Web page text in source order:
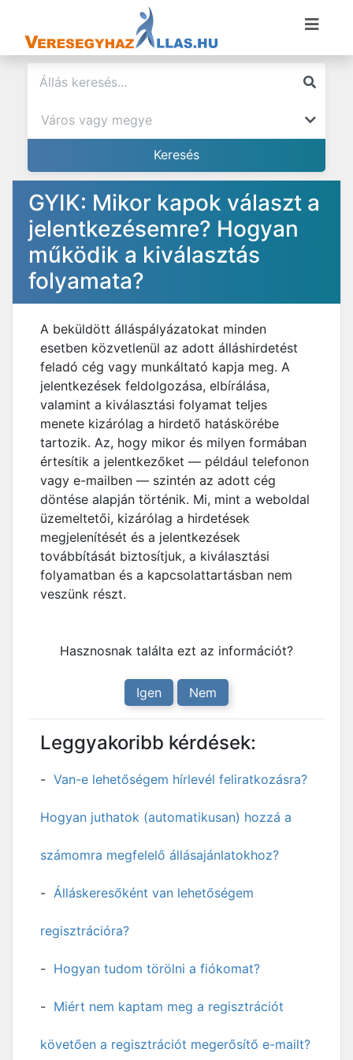
GYIK: Mikor kapok választ a
jelentkezésemre? Hogyan
működik a kiválasztás
folyamata?
A beküldött álláspályázatokat minden
esetben közvetlenül az adott álláshirdetést
feladó cég vagy munkáltató kapja meg. A
jelentkezések feldolgozása, elbírálása,
valamint a kiválasztási folyamat teljes
menete kizárólag a hirdető hatáskörébe
tartozik. Az, hogy mikor és milyen formában
értesítik a jelentkezőket — például telefonon
vagy e-mailben — szintén az adott cég
döntése alapján történik. Mi, mint a weboldal
üzemeltetői, kizárólag a hirdetések
megjelenítését és a jelentkezések
továbbítását biztosítjuk, a kiválasztási
folyamatban és a kapcsolattartásban nem
veszünk részt.
Hasznosnak találta ezt az információt?
Igen Nem
Leggyakoribb kérdések:
Van-e lehetőségem hírlevél feliratkozásra?
Hogyan juthatok (automatikusan) hozzá a
számomra megfelelő állásajánlatokhoz?
Álláskeresőként van lehetőségem
regisztrációra?
Hogyan tudom törölni a fiókomat?
Miért nem kaptam meg a regisztrációt
követően a regisztrációt megerősítő e-mailt?